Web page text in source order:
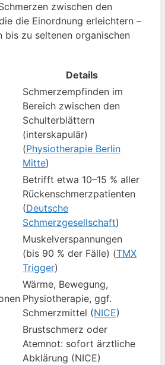
zwischen den
die Einordnung erleichtern –
zu seltenen organischen
Details
Schmerzempfinden im
Bereich zwischen den
Schulterblättern
(interskapulär)
(Physiotherapie Berlin
Mitte)
Betrifft etwa 10–15 % aller
Rückenschmerzpatienten
(Deutsche
Schmerzgesellschaft)
Muskelverspannungen
(bis 90 % der Fälle) (TMX
Trigger)
Wärme, Bewegung,
Physiotherapie, ggf.
Schmerzmittel (NICE)
Brustschmerz oder
Atemnot: sofort ärztliche
Abklärung (NICE)